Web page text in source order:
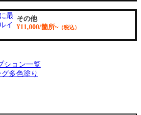
その他
¥11,000/箇所~（税込）
ション一覧
多色塗り